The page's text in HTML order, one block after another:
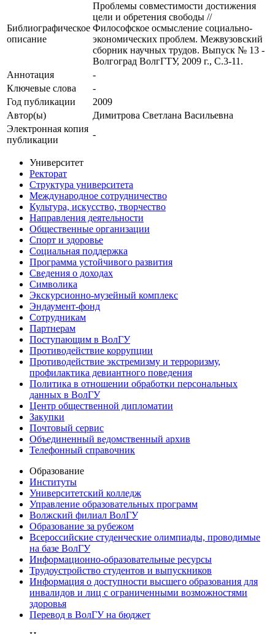
Библиографическое
описание
Проблемы совместимости достижения
цели и обретения свободы //
Философское осмысление социально-
экономических проблем. Межвузовский
сборник научных трудов. Выпуск № 13 -
Волгоград ВолгГТУ, 2009 г., С.3-11.
Аннотация
-
Ключевые cлова
-
Год публикации
2009
Автор(ы)
Димитрова Светлана Васильевна
Электронная копия
публикации
-
Университет
Ректорат
Структура университета
Международное сотрудничество
Культура, искусство, творчество
Направления деятельности
Общественные организации
Спорт и здоровье
Социальная поддержка
Программа устойчивого развития
Сведения о доходах
Символика
Экскурсионно-музейный комплекс
Эндаумент-фонд
Сотрудникам
Партнерам
Поступающим в ВолГУ
Противодействие коррупции
Противодействие экстремизму и терроризму,
профилактика девиантного поведения
Политика в отношении обработки персональных
данных в ВолГУ
Центр общественной дипломатии
Закупки
Почтовый сервис
Объединенный ведомственный архив
Телефонный справочник
Образование
Институты
Университетский колледж
Управление образовательных программ
Волжский филиал ВолГУ
Образование за рубежом
Всероссийские студенческие олимпиады, проводимые
на базе ВолГУ
Информационно-образовательные ресурсы
Трудоустройство студентов и выпускников
Информация о доступности высшего образования для
инвалидов и лиц с ограниченными возможностями
здоровья
Перевод в ВолГУ на бюджет